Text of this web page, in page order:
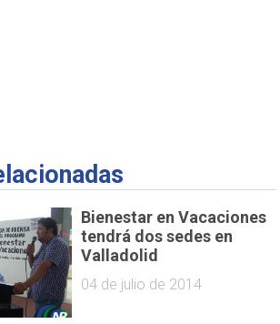
Bienestar en Vacaciones
tendrá dos sedes en
Valladolid
04 de julio de 2014